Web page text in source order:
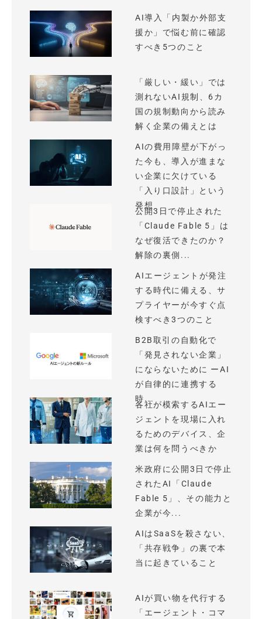
AI導入「内製か外部支
援か」で悩む前に確認
すべき5つのこと
「厳しい・緩い」では
測れないAI規制、6カ
国の規制動向から読み
解く企業の備えとは
AIの費用障壁が下がっ
た今も、導入が進まな
い企業に欠けている
「入り口設計」という
発想
公開3日で停止された
「Claude Fable 5」は
なぜ復活できたのか？
解除の裏側...
AIエージェントが発注
する時代に備える、サ
プライヤーが今すぐ点
検すべき3つのこと
B2B取引の自動化で
「発見されない企業」
にならないために ーAI
が自律的に連携する
時...
各社が模索するAIエー
ジェントを現場に入れ
るためのデバイス、企
業は何を問うべきか
米政府に公開3日で停止
されたAI「Claude
Fable 5」、その能力と
企業が今...
AIはSaaSを殺さない、
「共存戦争」の裏で本
当に起きていること
AIが買い物を代行する
「エージェント・コマ